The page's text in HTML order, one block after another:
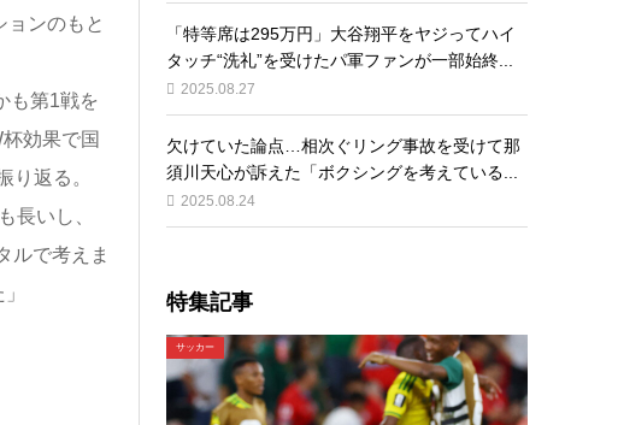
ンのもと
も第1戦を
効果で国
返る。
長いし、
ルで考えま
「特等席は295万円」大谷翔平をヤジってハイ
タッチ“洗礼”を受けたパ軍ファンが一部始終...
2025.08.27
欠けていた論点…相次ぐリング事故を受けて那
須川天心が訴えた「ボクシングを考えている...
2025.08.24
特集記事
サッカー